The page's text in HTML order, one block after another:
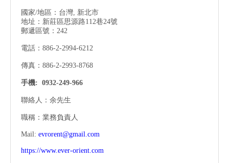
國家/地區：台灣, 新北市
地址：新莊區思源路112巷24號
郵遞區號：242
電話：886-2-2994-6212
傳真：886-2-2993-8768
手機: 0932-249-966
聯絡人：余先生
職稱：業務負責人
Mail: evrorent@gmail.com
https://www.ever-orient.com